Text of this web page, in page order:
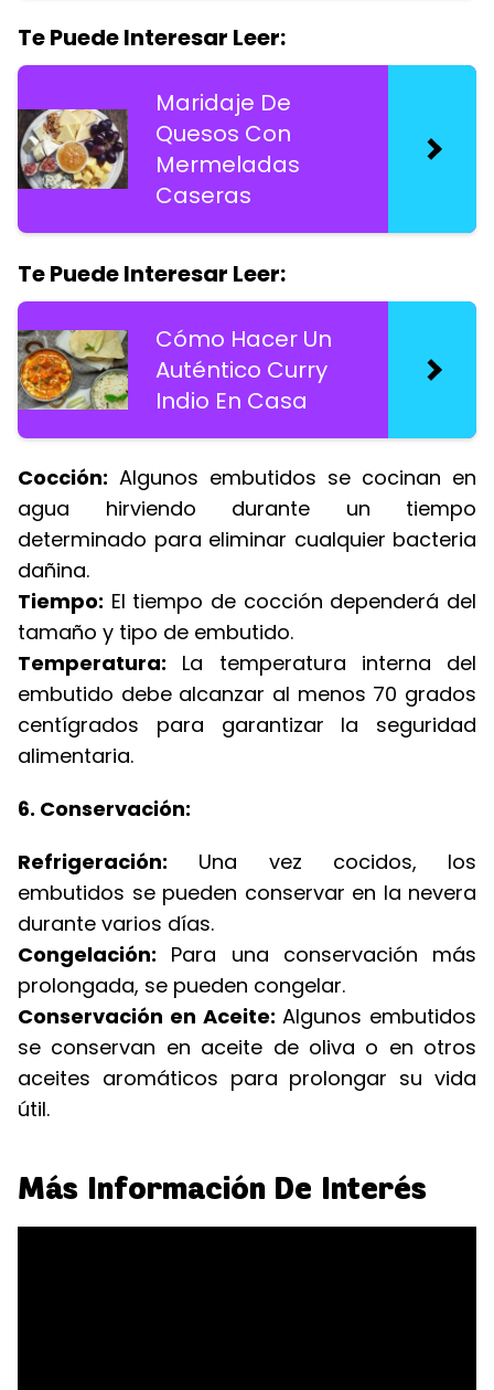
Te Puede Interesar Leer:
Maridaje De
Quesos Con
Mermeladas
Caseras
Te Puede Interesar Leer:
Cómo Hacer Un
Auténtico Curry
Indio En Casa
Cocción: Algunos embutidos se cocinan en
agua hirviendo durante un tiempo
determinado para eliminar cualquier bacteria
dañina.
Tiempo: El tiempo de cocción dependerá del
tamaño y tipo de embutido.
Temperatura: La temperatura interna del
embutido debe alcanzar al menos 70 grados
centígrados para garantizar la seguridad
alimentaria.
6. Conservación:
Refrigeración: Una vez cocidos, los
embutidos se pueden conservar en la nevera
durante varios días.
Congelación: Para una conservación más
prolongada, se pueden congelar.
Conservación en Aceite: Algunos embutidos
se conservan en aceite de oliva o en otros
aceites aromáticos para prolongar su vida
útil.
Más Información De Interés